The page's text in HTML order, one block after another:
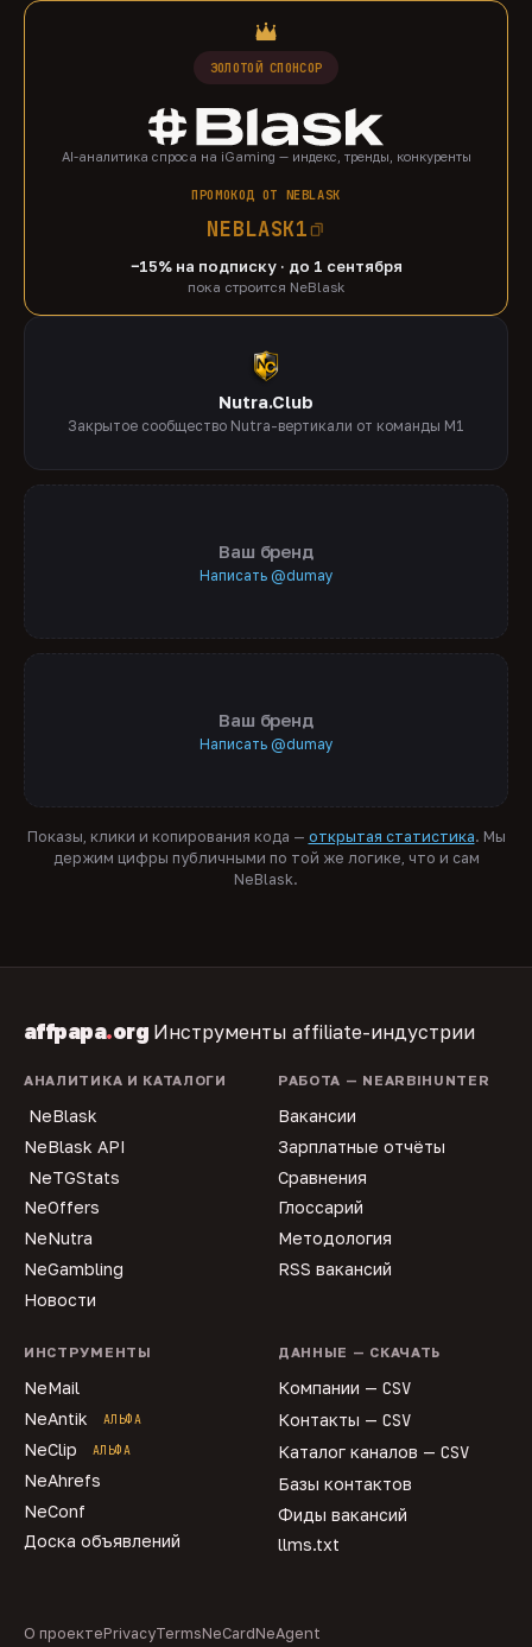
ЗОЛОТОЙ СПОНСОР
AI-аналитика спроса на iGaming — индекс, тренды, конкуренты
ПРОМОКОД ОТ NEBLASK
NEBLASK1
−15% на подписку · до 1 сентября
пока строится NeBlask
Nutra.Club
Закрытое сообщество Nutra-вертикали от команды M1
Ваш бренд
Написать @dumay
Ваш бренд
Написать @dumay
Показы, клики и копирования кода — открытая статистика. Мы
держим цифры публичными по той же логике, что и сам
NeBlask.
affpapa.org Инструменты affiliate-индустрии
АНАЛИТИКА И КАТАЛОГИ
NeBlask
NeBlask API
NeTGStats
NeOffers
NeNutra
NeGambling
Новости
РАБОТА — NEARBIHUNTER
Вакансии
Зарплатные отчёты
Сравнения
Глоссарий
Методология
RSS вакансий
ИНСТРУМЕНТЫ
NeMail
NeAntik
АЛЬФА
NeClip АЛЬФА
NeAhrefs
NeConf
Доска объявлений
ДАННЫЕ — СКАЧАТЬ
Компании — CSV
Контакты — CSV
Каталог каналов — CSV
Базы контактов
Фиды вакансий
llms.txt
О проектеPrivacyTermsNeCardNeAgent